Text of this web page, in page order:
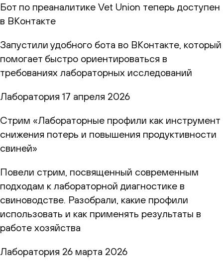
Бот по преаналитике Vet Union теперь доступен
в ВКонтакте
Запустили удобного бота во ВКонтакте, который
помогает быстро ориентироваться в
требованиях лабораторных исследований
Лаборатория 17 апреля 2026
Стрим «Лабораторные профили как инструмент
снижения потерь и повышения продуктивности
свиней»
Повели стрим, посвященный современным
подходам к лабораторной диагностике в
свиноводстве. Разобрали, какие профили
использовать и как применять результаты в
работе хозяйства
Лаборатория 26 марта 2026